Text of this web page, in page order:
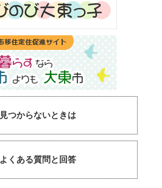
見つからないときは
よくある質問と回答